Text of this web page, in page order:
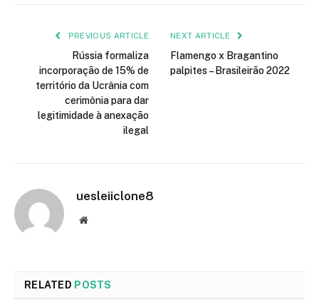
PREVIOUS ARTICLE
Rússia formaliza
incorporação de 15% de
território da Ucrânia com
cerimônia para dar
legitimidade à anexação
ilegal
NEXT ARTICLE
Flamengo x Bragantino
palpites – Brasileirão 2022
uesleiiclone8
Website
RELATED POSTS